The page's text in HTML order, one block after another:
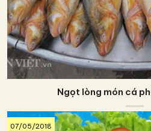
Ngọt lòng món cá
07/05/2018